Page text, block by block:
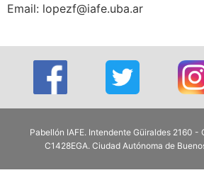
Email: lopezf@iafe.uba.ar
Pabellón IAFE. Intendente Güiraldes 2160
C1428EGA. Ciudad Autónoma de